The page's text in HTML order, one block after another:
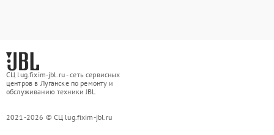
СЦ lug.fixim-jbl.ru - сеть сервисных
центров в Луганске по ремонту и
обслуживанию техники JBL
2021-2026 © СЦ lug.fixim-jbl.ru